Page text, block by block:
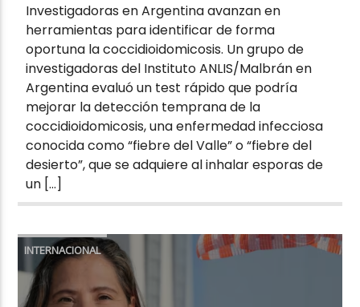
Investigadoras en Argentina avanzan en
herramientas para identificar de forma
oportuna la coccidioidomicosis. Un grupo de
investigadoras del Instituto ANLIS/Malbrán en
Argentina evaluó un test rápido que podría
mejorar la detección temprana de la
coccidioidomicosis, una enfermedad infecciosa
conocida como “fiebre del Valle” o “fiebre del
desierto”, que se adquiere al inhalar esporas de
un […]
INTERNACIONAL